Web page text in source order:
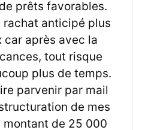
prêts favorables.
rachat anticipé plus
car après avec la
tout risque
plus de temps.
parvenir par mail
de mes
montant de 25 000